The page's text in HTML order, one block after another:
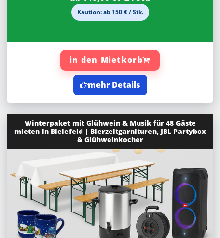
Kaution: ab 150 € / Stk.
in den Mietkorb
mehr Details
Winterpaket mit Glühwein & Musik für 48 Gäste
mieten in Bielefeld | Bierzeltgarnituren, JBL Partybox
& Glühweinkocher